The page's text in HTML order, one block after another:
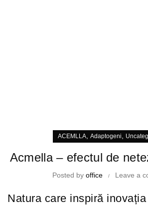
ACEMLLA Adaptogeni
Acmella – efectul de
Posted by office Leave a
Natura care inspiră inovația